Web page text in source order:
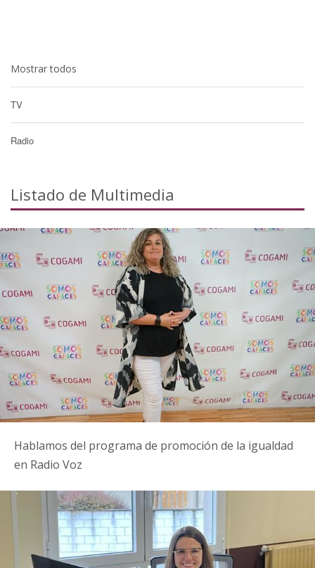
Mostrar todos
TV
Radio
Listado de Multimedia
Hablamos del programa de promoción de la igualdad
en Radio Voz